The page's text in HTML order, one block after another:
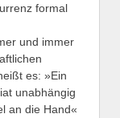
formal
und immer
es: »Ein
unabhängig
an die Hand«